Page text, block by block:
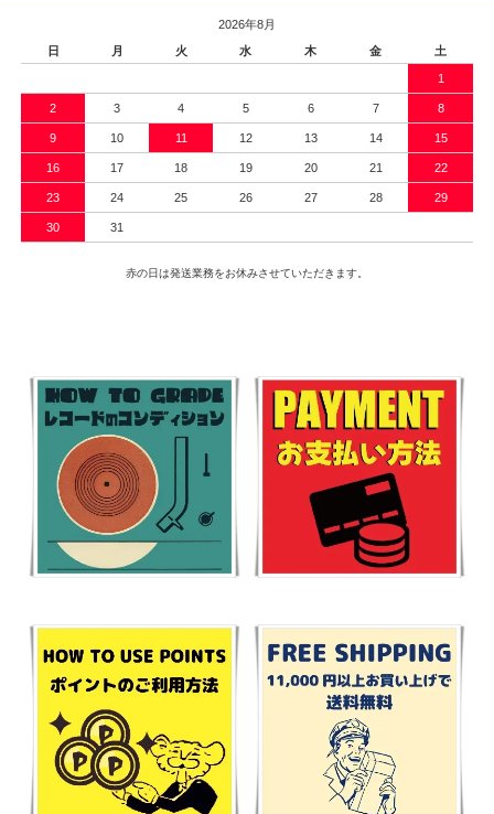
2026年8月
日
月 火 水 木 金 土
1
2 3 4 5 6 7 8
9 10 11 12 13 14 15
16 17 18 19 20 21 22
23 24 25 26 27 28 29
30 31
赤の日は発送業務をお休みさせていただきます。